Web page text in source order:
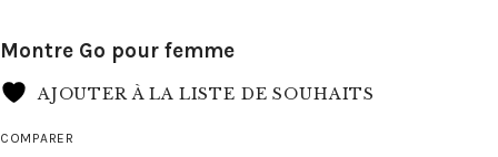
Montre Go pour femme
AJOUTER À LA LISTE DE SOUHAITS
COMPARER